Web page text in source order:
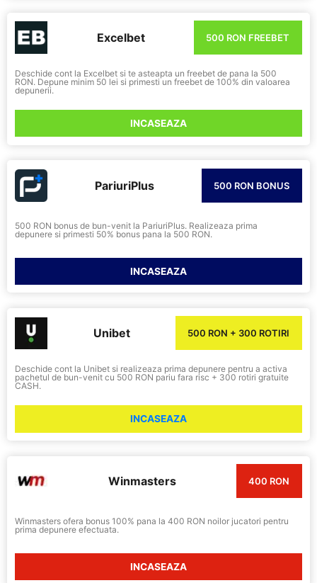
Excelbet 500 RON FREEBET
Deschide cont la Excelbet si te asteapta un freebet de pana la 500
RON. Depune minim 50 lei si primesti un freebet de 100% din valoarea
depunerii.
INCASEAZA
PariuriPlus 500 RON BONUS
500 RON bonus de bun-venit la PariuriPlus. Realizeaza prima
depunere si primesti 50% bonus pana la 500 RON.
INCASEAZA
Unibet 500 RON + 300 ROTIRI
Deschide cont la Unibet si realizeaza prima depunere pentru a activa
pachetul de bun-venit cu 500 RON pariu fara risc + 300 rotiri gratuite
CASH.
INCASEAZA
Winmasters 400 RON
Winmasters ofera bonus 100% pana la 400 RON noilor jucatori pentru
prima depunere efectuata.
INCASEAZA